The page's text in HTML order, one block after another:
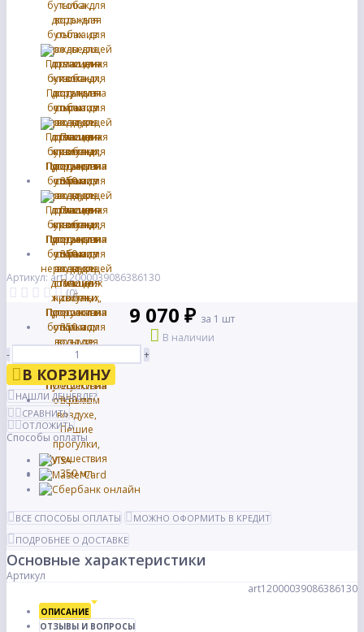
Артикул: art12000039086386130
(0)
9 070 ₽ за 1 шт
В наличии
-
+
В КОРЗИНУ
НАШЛИ ДЕШЕВЛЕ?
СРАВНИТЬ
ОТЛОЖИТЬ
Способы оплаты
ВСЕ СПОСОБЫ ОПЛАТЫ
МОЖНО ОФОРМИТЬ В КРЕДИТ
ПОДРОБНЕЕ О ДОСТАВКЕ
Основные характеристики
Артикул
art12000039086386130
ОПИСАНИЕ
ОТЗЫВЫ И ВОПРОСЫ